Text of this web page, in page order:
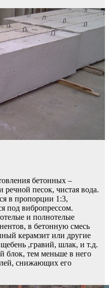
бетонных –
песок, чистая вода.
в пропорции 1:3,
под вибропрессом.
и полнотелые
в бетонную смесь
керамзит или другие
,гравий, шлак, и т.д.
блок, тем меньше в него
снижающих его